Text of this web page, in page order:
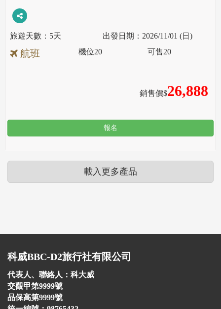
5天 2026/11/01 (日)
航班
銷售價$26,888
機位20 可售20
報名
載入更多產品
科威BBC-D2旅行社有限公司
代表人、聯絡人：科大威
交觀甲第9999號
品保高第9999號